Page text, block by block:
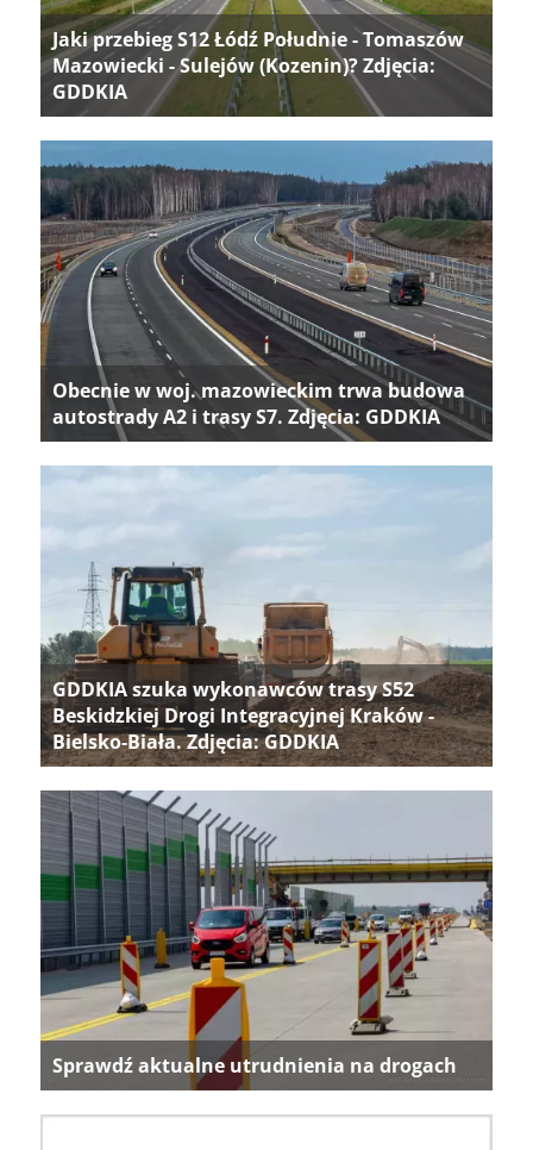
Jaki przebieg S12 Łódź Południe - Tomaszów
Mazowiecki - Sulejów (Kozenin)? Zdjęcia:
GDDKIA
Obecnie w woj. mazowieckim trwa budowa
autostrady A2 i trasy S7. Zdjęcia: GDDKIA
GDDKIA szuka wykonawców trasy S52
Beskidzkiej Drogi Integracyjnej Kraków -
Bielsko-Biała. Zdjęcia: GDDKIA
Sprawdź aktualne utrudnienia na drogach